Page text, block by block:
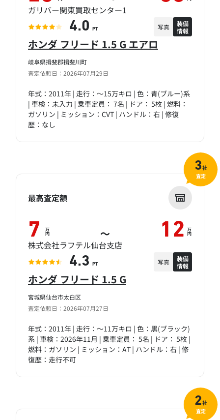
岐阜県揖斐郡揖斐川町
査定依頼日：2026年07月29日
ホンダ フリード 1.5 G エアロ
年式：2011年 | 走行：～15万キロ | 色：青(ブルー)系
| 車検：未入力 | 乗車定員： 7名 | ドア： 5枚 | 燃料：
ガソリン | ミッション：CVT | ハンドル：右 | 修復
歴：なし
ガリバー関東買取センター1
4.0 PT 写真
装備
情報
宮城県仙台市太白区
査定依頼日：2026年07月27日
ホンダ フリード 1.5 G
年式：2011年 | 走行：～11万キロ | 色：黒(ブラック)
系 | 車検：2026年11月 | 乗車定員： 5名 | ドア： 5枚 |
燃料：ガソリン | ミッション：AT | ハンドル：右 | 修
復歴：走行不可
最高査定額
7 万
円 ～ 12 万
円
株式会社ラフテル仙台支店
4.3 PT 写真
装備
情報
3社
査定
2社
査定